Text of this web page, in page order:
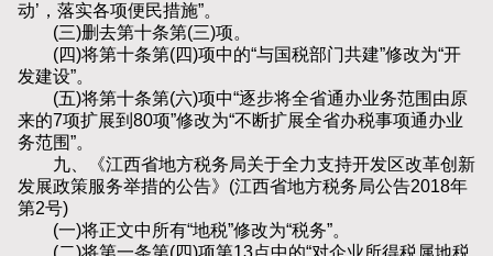
动’，落实各项便民措施”。
(三)删去第十条第(三)项。
(四)将第十条第(四)项中的“与国税部门共建”修改为“开
发建设”。
(五)将第十条第(六)项中“逐步将全省通办业务范围由原
来的7项扩展到80项”修改为“不断扩展全省办税事项通办业
务范围”。
九、《江西省地方税务局关于全力支持开发区改革创新
发展政策服务举措的公告》(江西省地方税务局公告2018年
第2号)
(一)将正文中所有“地税”修改为“税务”。